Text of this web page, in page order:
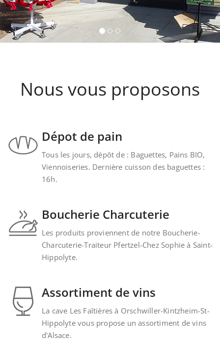
Nous vous proposons
Dépot de pain
Tous les jours, dépôt de : Baguettes, Pains BIO,
Viennoiseries. Dernière cuisson des baguettes :
16h.
Boucherie Charcuterie
Les produits proviennent de notre Boucherie-
Charcuterie-Traiteur Pfertzel-Chez Sophie à Saint-
Hippolyte.
Assortiment de vins
La cave Les Faîtières à Orschwiller-Kintzheim-St-
Hippolyte vous propose un assortiment de vins
d'Alsace.